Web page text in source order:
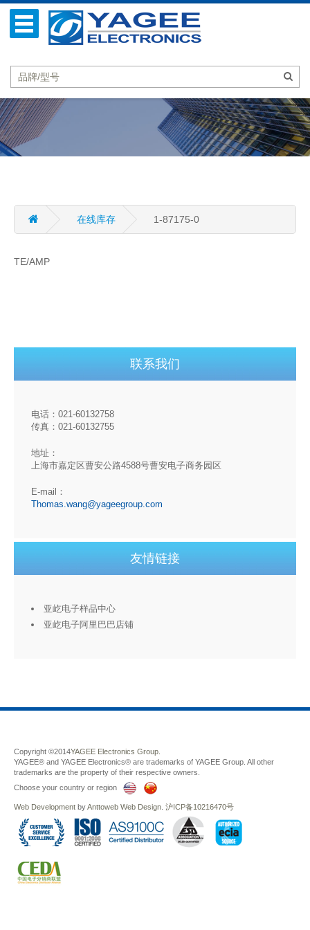
在线库存 1-87175-0
TE/AMP
联系我们
电话：021-60132758
传真：021-60132755
地址：
上海市嘉定区曹安公路4588号曹安电子商务园区
E-mail：
Thomas.wang@yageegroup.com
友情链接
亚屹电子样品中心
亚屹电子阿里巴巴店铺
Copyright ©2014YAGEE Electronics Group.
YAGEE® and YAGEE Electronics® are trademarks of YAGEE Group. All other
trademarks are the property of their respective owners.
Choose your country or region
Web Development byAnttoweb Web Design 沪ICP备10216470号